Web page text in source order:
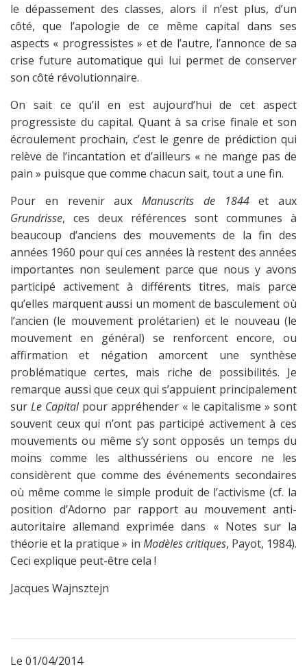
le dépassement des classes, alors il n’est plus, d’un
côté, que l’apologie de ce même capital dans ses
aspects « progressistes » et de l’autre, l’annonce de sa
crise future automatique qui lui permet de conserver
son côté révolutionnaire.
On sait ce qu’il en est aujourd’hui de cet aspect
progressiste du capital. Quant à sa crise finale et son
écroulement prochain, c’est le genre de prédiction qui
relève de l’incantation et d’ailleurs « ne mange pas de
pain » puisque que comme chacun sait, tout a une fin.
Pour en revenir aux Manuscrits de 1844et aux
Grundrisse, ces deux références sont communes à
beaucoup d’anciens des mouvements de la fin des
années 1960 pour qui ces années là restent des années
importantes non seulement parce que nous y avons
participé activement à différents titres, mais parce
qu’elles marquent aussi un moment de basculement où
l’ancien (le mouvement prolétarien) et le nouveau (le
mouvement en général) se renforcent encore, ou
affirmation et négation amorcent une synthèse
problématique certes, mais riche de possibilités. Je
remarque aussi que ceux qui s’appuient principalement
sur Le Capitalpour appréhender « le capitalisme » sont
souvent ceux qui n’ont pas participé activement à ces
mouvements ou même s’y sont opposés un temps du
moins comme les althussériens ou encore ne les
considèrent que comme des événements secondaires
où même comme le simple produit de l’activisme (cf. la
position d’Adorno par rapport au mouvement anti-
autoritaire allemand exprimée dans « Notes sur la
théorie et la pratique » in Modèles critiques, Payot, 1984).
Ceci explique peut-être cela !
Jacques Wajnsztejn
Le 01/04/2014